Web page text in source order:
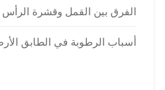
الفرق بين القمل وقشرة الرأس
أسباب الرطوبة في الطابق